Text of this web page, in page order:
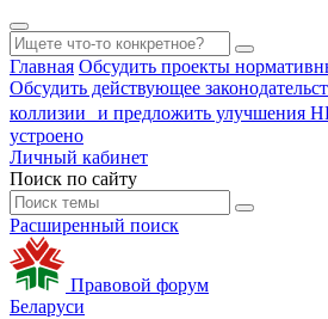
Главная Обсудить проекты
Обсудить действующее
коллизии и предложить улучшения
устроено
Личный кабинет
Поиск по сайту
Расширенный поиск
Правовой форум
Беларуси